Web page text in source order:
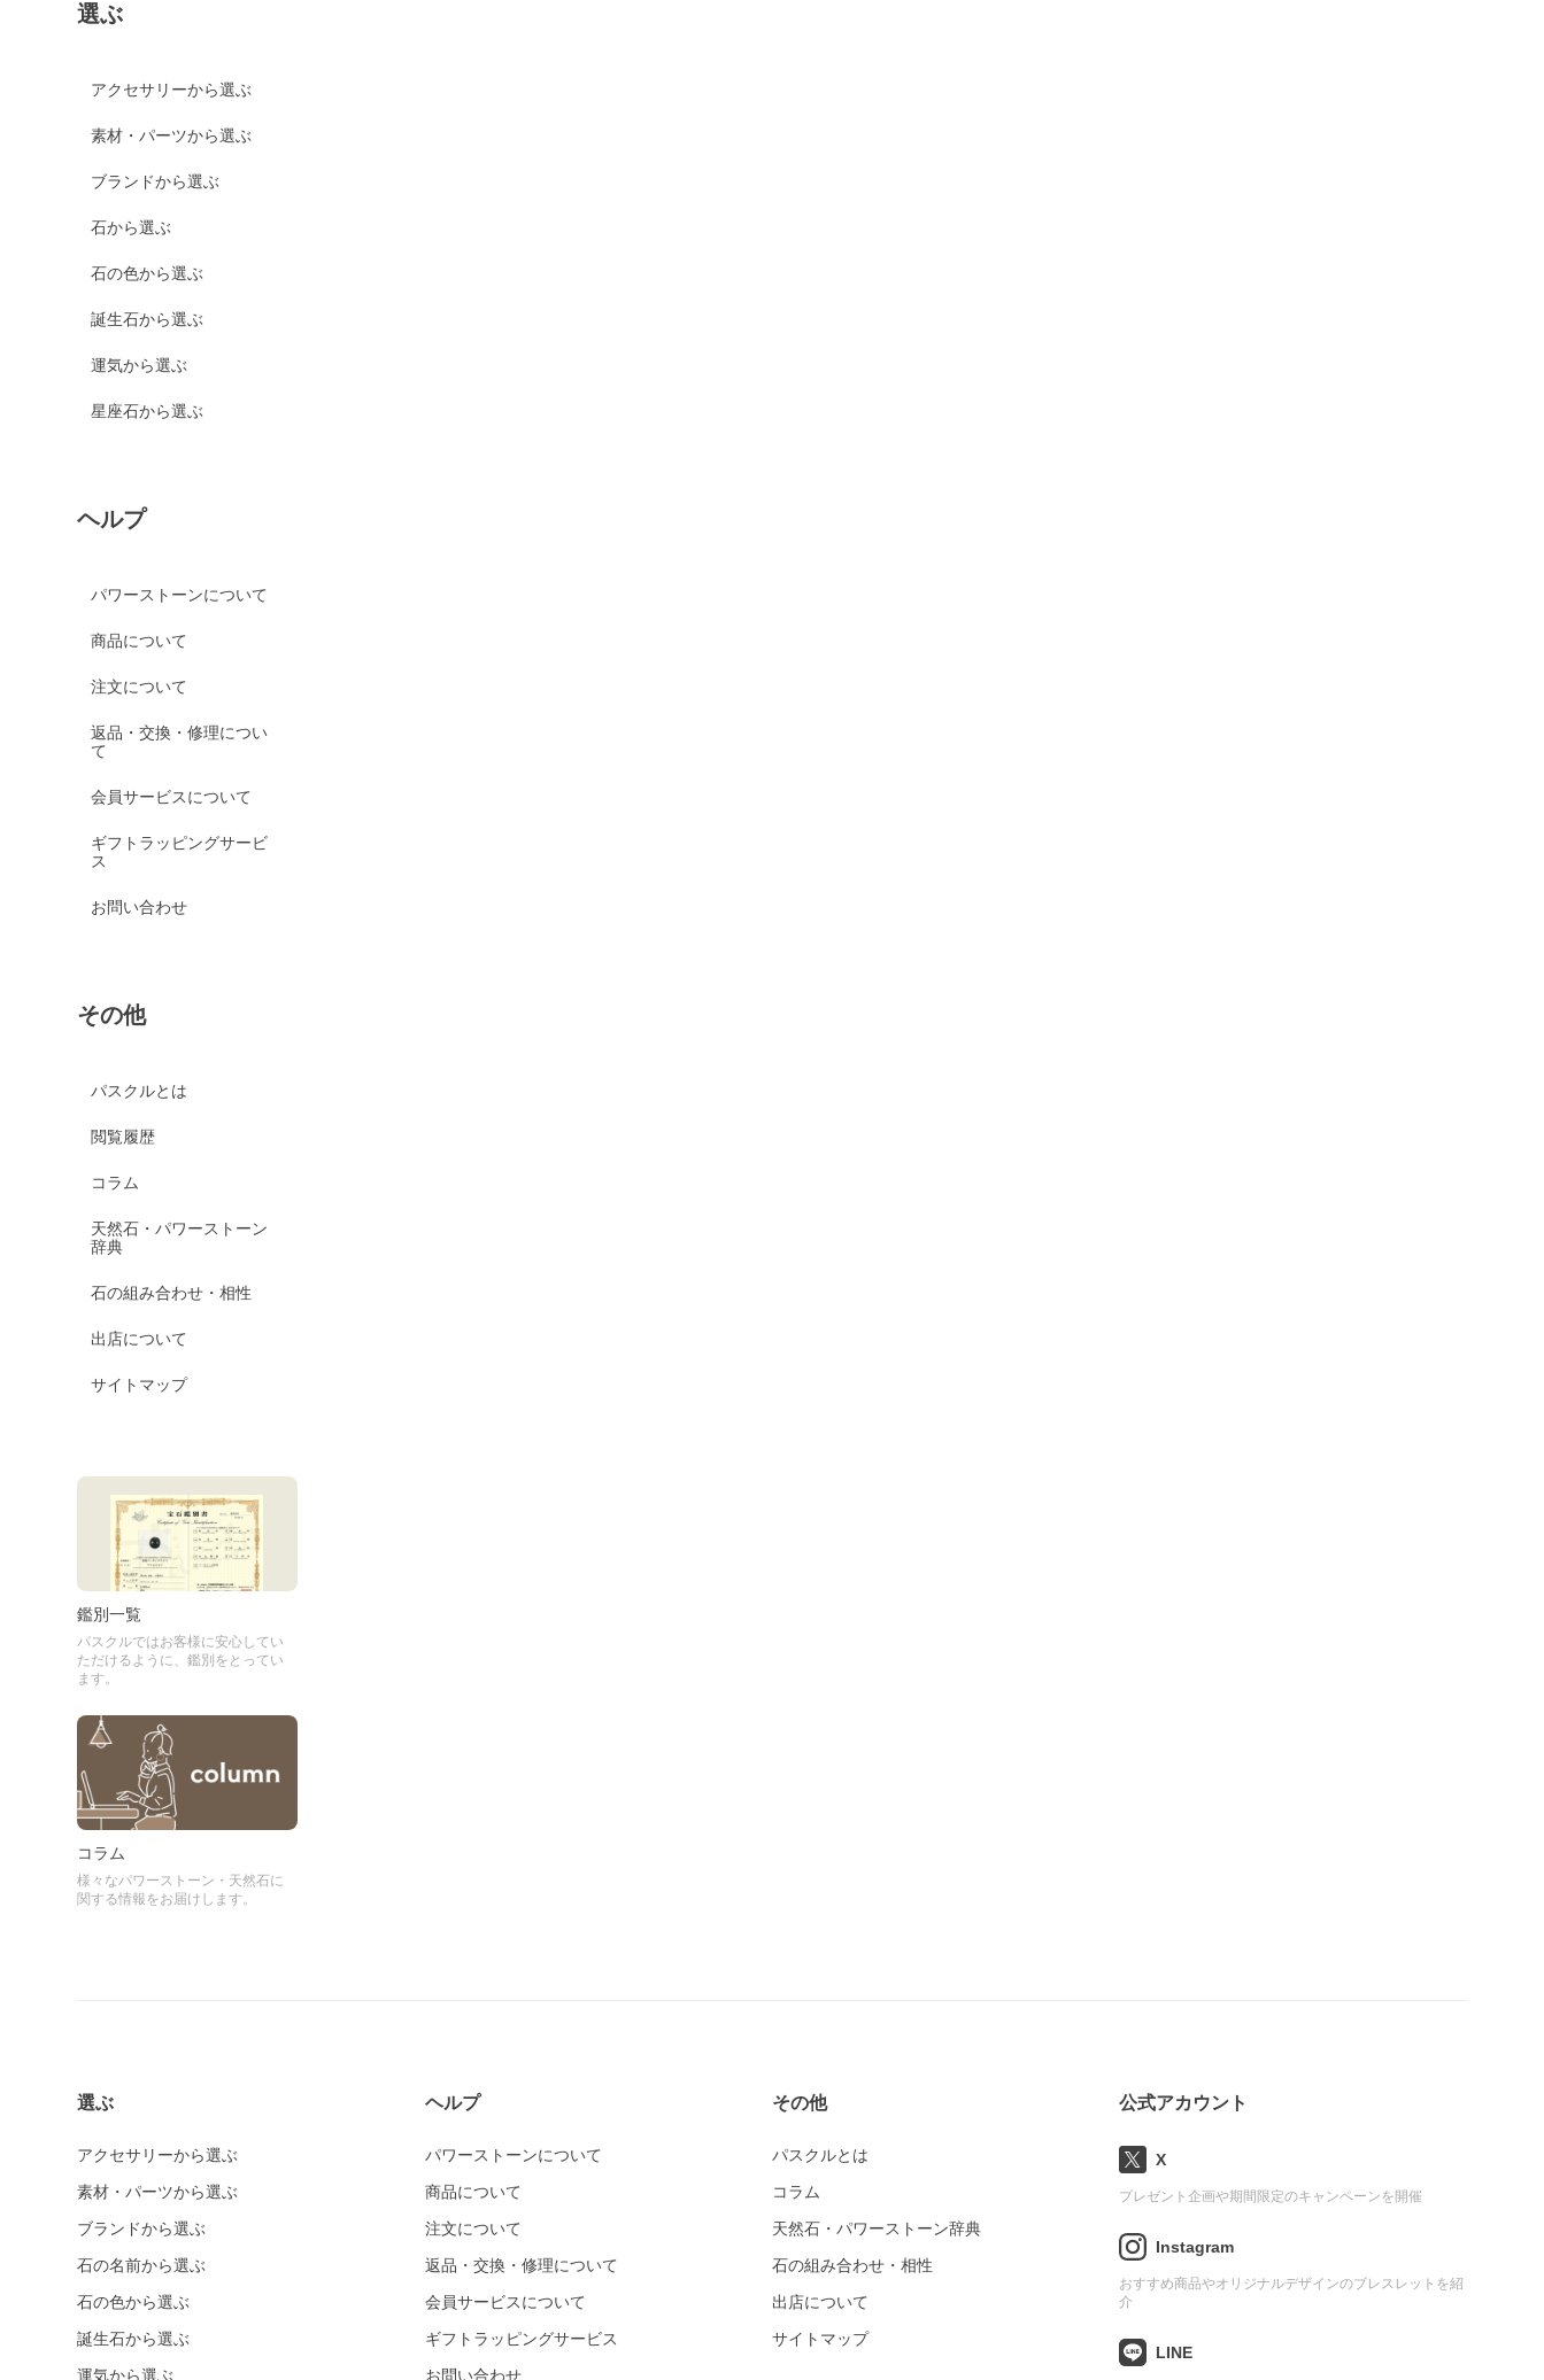
選ぶ
アクセサリーから選ぶ
素材・パーツから選ぶ
ブランドから選ぶ
石から選ぶ
石の色から選ぶ
誕生石から選ぶ
運気から選ぶ
星座石から選ぶ
ヘルプ
パワーストーンについて
商品について
注文について
返品・交換・修理につい
て
会員サービスについて
ギフトラッピングサービ
ス
お問い合わせ
その他
パスクルとは
閲覧履歴
コラム
天然石・パワーストーン
辞典
石の組み合わせ・相性
出店について
サイトマップ
鑑別一覧
パスクルではお客様に安心してい
ただけるように、鑑別をとってい
ます。
コラム
様々なパワーストーン・天然石に
関する情報をお届けします。
選ぶ
アクセサリーから選ぶ
素材・パーツから選ぶ
ブランドから選ぶ
石の名前から選ぶ
石の色から選ぶ
誕生石から選ぶ
運気から選ぶ
ヘルプ
パワーストーンについて
商品について
注文について
返品・交換・修理について
会員サービスについて
ギフトラッピングサービス
お問い合わせ
その他
パスクルとは
コラム
天然石・パワーストーン辞典
石の組み合わせ・相性
出店について
サイトマップ
公式アカウント
X
プレゼント企画や期間限定のキャンペーンを開催
Instagram
おすすめ商品やオリジナルデザインのブレスレットを紹
介
LINE